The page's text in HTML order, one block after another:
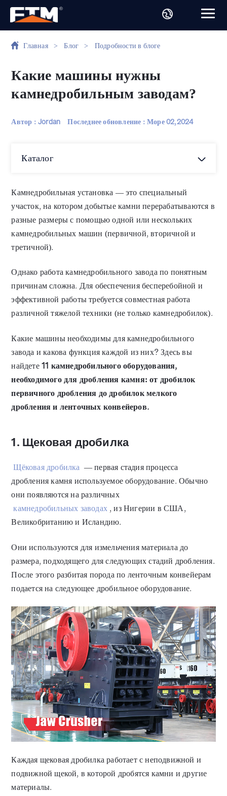
Главная > Блог > Подробности в блоге
Какие машины нужны
камнедробильным заводам?
Автор : Jordan Последнее обновление :Море 02,2024
Каталог
Камнедробильная установка — это специальный
участок, на котором добытые камни перерабатываются в
разные размеры с помощью одной или нескольких
камнедробильных машин (первичной, вторичной и
третичной).
Однако работа камнедробильного завода по понятным
причинам сложна. Для обеспечения бесперебойной и
эффективной работы требуется совместная работа
различной тяжелой техники (не только камнедробилок).
Какие машины необходимы для камнедробильного
завода и какова функция каждой из них? Здесь вы
найдете11 камнедробильного оборудования,
необходимого для дробления камня: от дробилок
первичного дробления до дробилок мелкого
дробления и ленточных конвейеров.
1. Щековая дробилка
Щёковая дробилка — первая стадия процесса
дробления камня используемое оборудование. Обычно
они появляются на различных
камнедробильных заводах , из Нигерии в США,
Великобританию и Исландию.
Они используются для измельчения материала до
размера, подходящего для следующих стадий дробления.
После этого разбитая порода по ленточным конвейерам
подается на следующее дробильное оборудование.
Каждая щековая дробилка работает с неподвижной и
подвижной щекой, в которой дробятся камни и другие
материалы.